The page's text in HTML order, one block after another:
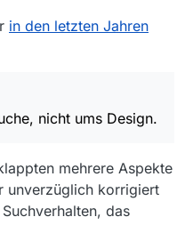
in den letzten Jahren
nicht ums Design.
mehrere Aspekte
unverzüglich korrigiert
das